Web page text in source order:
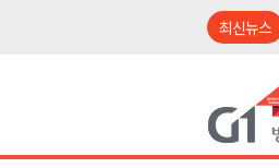
최신뉴스